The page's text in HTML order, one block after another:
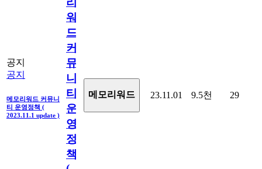
공지
공지
메모리워드 커뮤니
티 운영정책 (
2023.11.1 update )
워
드
커
뮤
니
티
운
영
정
책
메모리워드 23.11.01 9.5천 29